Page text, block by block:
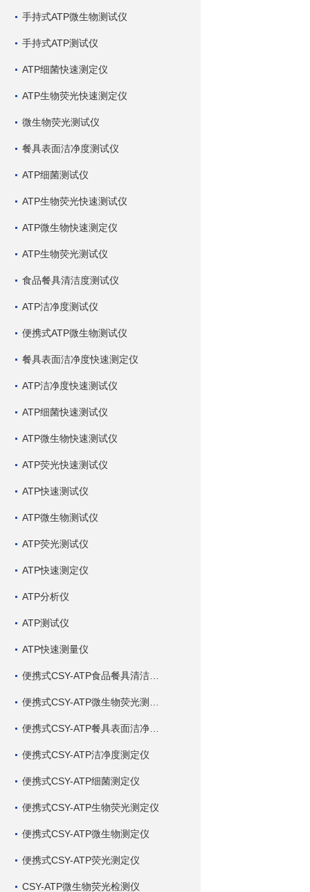
手持式ATP微生物测试仪
手持式ATP测试仪
ATP细菌快速测定仪
ATP生物荧光快速测定仪
微生物荧光测试仪
餐具表面洁净度测试仪
ATP细菌测试仪
ATP生物荧光快速测试仪
ATP微生物快速测定仪
ATP生物荧光测试仪
食品餐具清洁度测试仪
ATP洁净度测试仪
便携式ATP微生物测试仪
餐具表面洁净度快速测定仪
ATP洁净度快速测试仪
ATP细菌快速测试仪
ATP微生物快速测试仪
ATP荧光快速测试仪
ATP快速测试仪
ATP微生物测试仪
ATP荧光测试仪
ATP快速测定仪
ATP分析仪
ATP测试仪
ATP快速测量仪
便携式CSY-ATP洁净度测定仪
便携式CSY-ATP细菌测定仪
便携式CSY-ATP生物荧光测定仪
便携式CSY-ATP微生物测定仪
便携式CSY-ATP荧光测定仪
CSY-ATP微生物荧光检测仪